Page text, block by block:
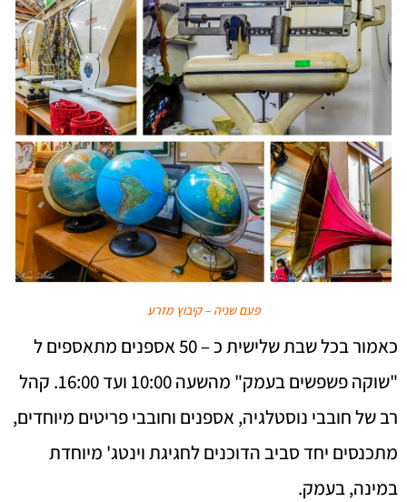
פעם שניה – קיבוץ מזרע
כאמור בכל שבת שלישית כ – 50 אספנים מתאספים ל
"שוקה פשפשים בעמק" מהשעה 10:00 ועד 16:00. קהל
רב של חובבי נוסטלגיה, אספנים וחובבי פריטים מיוחדים,
מתכנסים יחד סביב הדוכנים לחגיגת וינטג' מיוחדת
במינה, בעמק.